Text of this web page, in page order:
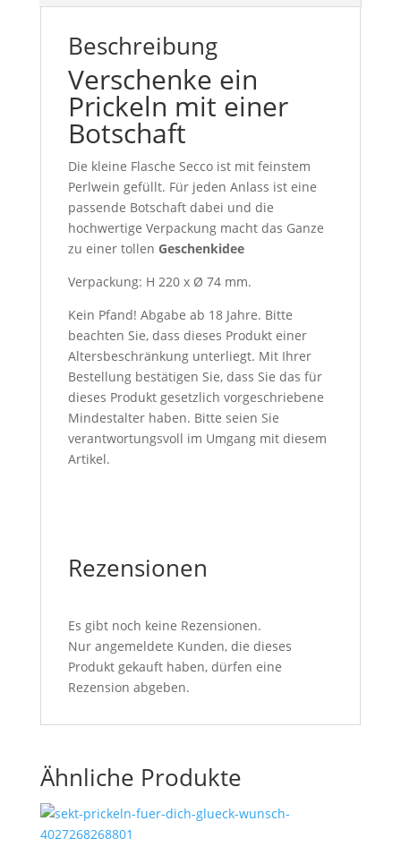
Beschreibung
Verschenke ein
Prickeln mit einer
Botschaft
Die kleine Flasche Secco ist mit feinstem
Perlwein gefüllt. Für jeden Anlass ist eine
passende Botschaft dabei und die
hochwertige Verpackung macht das Ganze
zu einer tollen Geschenkidee
Verpackung: H 220 x Ø 74 mm.
Kein Pfand! Abgabe ab 18 Jahre. Bitte
beachten Sie, dass dieses Produkt einer
Altersbeschränkung unterliegt. Mit Ihrer
Bestellung bestätigen Sie, dass Sie das für
dieses Produkt gesetzlich vorgeschriebene
Mindestalter haben. Bitte seien Sie
verantwortungsvoll im Umgang mit diesem
Artikel.
Rezensionen
Es gibt noch keine Rezensionen.
Nur angemeldete Kunden, die dieses
Produkt gekauft haben, dürfen eine
Rezension abgeben.
Ähnliche Produkte